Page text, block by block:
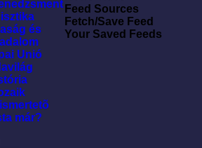
és
Unió
már?
Feed Sources
Fetch/Save Feed
Your Saved Feeds